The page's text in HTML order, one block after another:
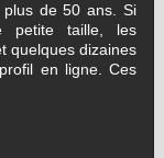
de 50 ans. Si
petite taille, les
quelques dizaines
en ligne. Ces